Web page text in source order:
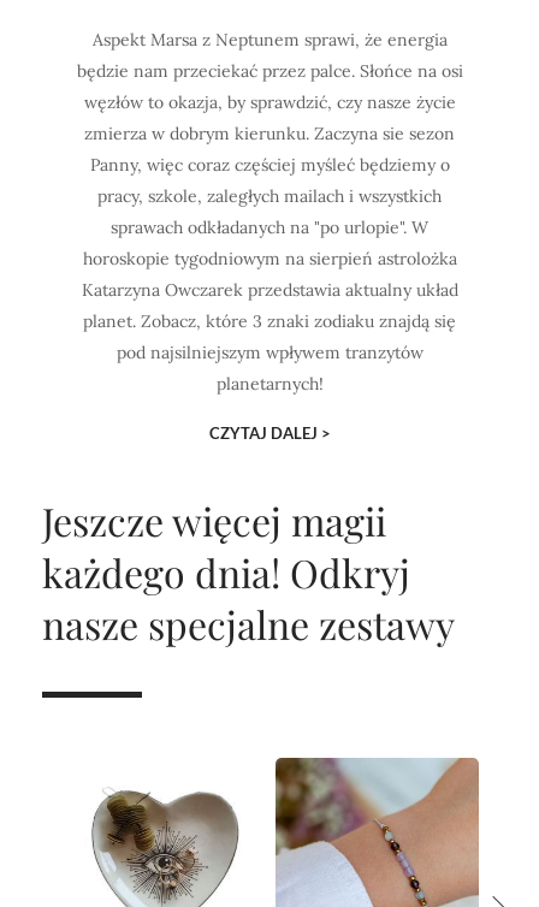
Aspekt Marsa z Neptunem sprawi, że energia
będzie nam przeciekać przez palce. Słońce na osi
węzłów to okazja, by sprawdzić, czy nasze życie
zmierza w dobrym kierunku. Zaczyna sie sezon
Panny, więc coraz częściej myśleć będziemy o
pracy, szkole, zaległych mailach i wszystkich
sprawach odkładanych na "po urlopie". W
horoskopie tygodniowym na sierpień astrolożka
Katarzyna Owczarek przedstawia aktualny układ
planet. Zobacz, które 3 znaki zodiaku znajdą się
pod najsilniejszym wpływem tranzytów
planetarnych!
CZYTAJ DALEJ >
Jeszcze więcej magii
każdego dnia! Odkryj
nasze specjalne zestawy